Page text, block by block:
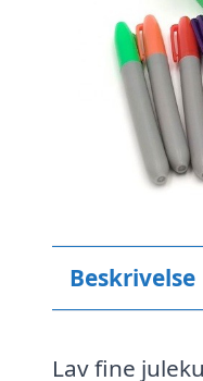
Beskrivelse
Lav fine